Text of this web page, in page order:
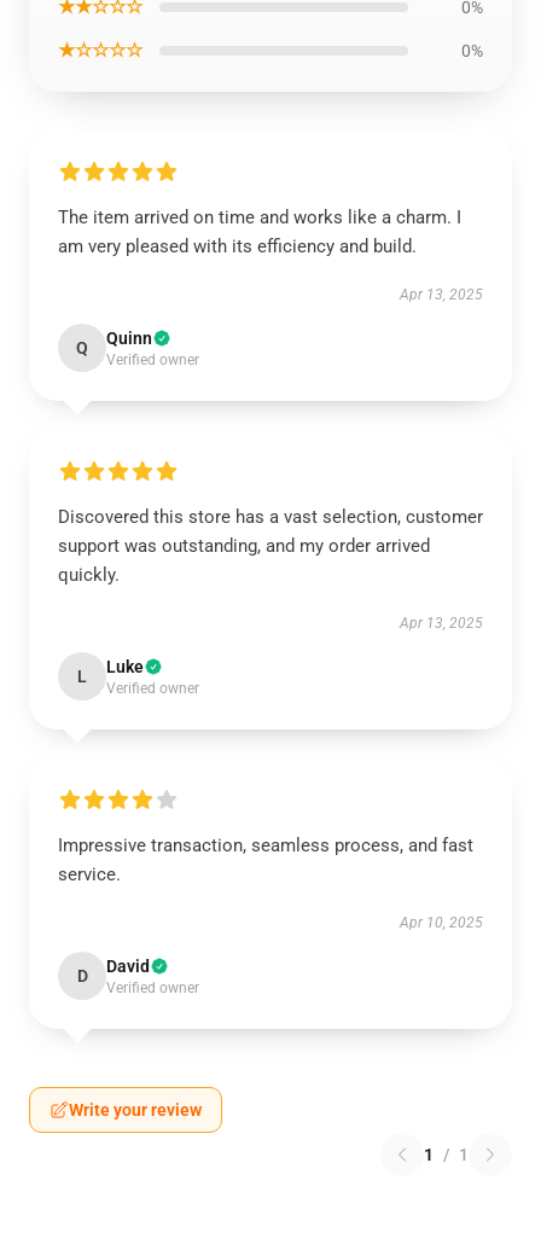
★★☆☆☆ 0%
★☆☆☆☆ 0%
The item arrived on time and works like a charm. I
am very pleased with its efficiency and build.
Apr 13, 2025
Q Quinn
Verified owner
Discovered this store has a vast selection, customer
support was outstanding, and my order arrived
quickly.
Apr 13, 2025
L Luke
Verified owner
Impressive transaction, seamless process, and fast
service.
Apr 10, 2025
D David
Verified owner
Write your review
1 / 1